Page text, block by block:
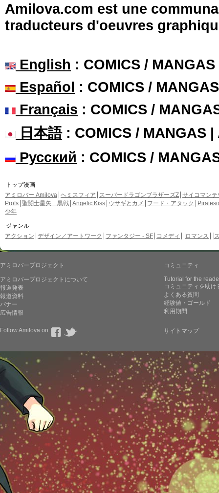
Amilova.com est une
traducteurs d'oeuvres
English : COMICS /
Español : COMICS /
Français : COMICS /
日本語: COMICS / MANGAS |
Русский : COMICS /
トップ漫画
アミロバー Amilova ヘミスフィア スーパードラゴンブラザーズZ サイコマンテ
Profs 聖闘士星矢 黒戦 Angelic Kiss ウサギとカメ フード・アタック
少年
ジャンル
アクション デザイン／アートワーク ファンタジー - SF コメディ ロマンス
アミロバープロジェクト
アミロバープロジェクトについて
報道発表
報道資料
バナー
広告情報
コミュニティ
Tutorial for the
コミュニティを助け
よくある質問
経験値・ゴールド
利用期間
Follow Amilova on サイトマップ